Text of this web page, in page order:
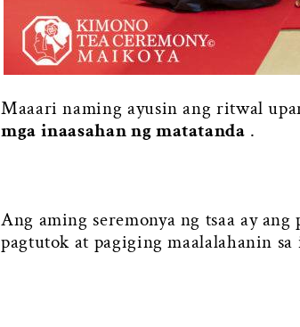
Maaari naming ayusin ang ritwal
mga inaasahan ng matatanda .
Ang aming seremonya ng tsaa ay
pagtutok at pagiging maalalahanin